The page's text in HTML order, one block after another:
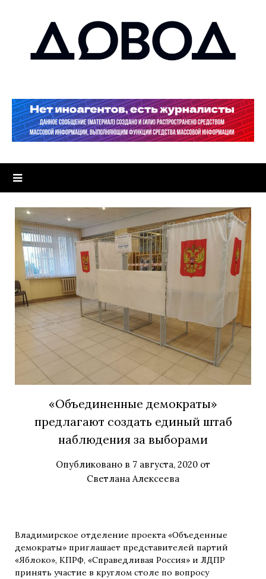
«Объединенные демократы»
предлагают создать единый штаб
наблюдения за выборами
Опубликовано в 7 августа, 2020 от
Светлана Алексеева
Владимирское отделение проекта «Объеденные
демократы» приглашает представителей партий
«Яблоко», КПРФ, «Справедливая Россия» и ЛДПР
принять участие в круглом столе по вопросу